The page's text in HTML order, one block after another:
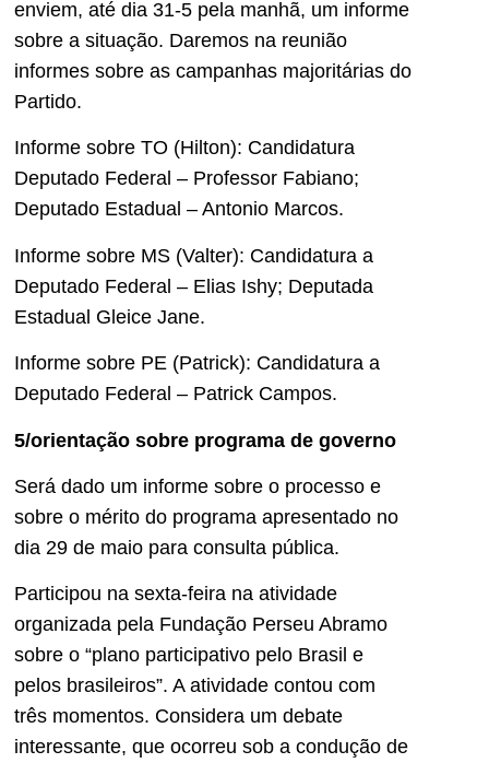
enviem, até dia 31-5 pela manhã, um informe
sobre a situação. Daremos na reunião
informes sobre as campanhas majoritárias do
Partido.
Informe sobre TO (Hilton): Candidatura
Deputado Federal – Professor Fabiano;
Deputado Estadual – Antonio Marcos.
Informe sobre MS (Valter): Candidatura a
Deputado Federal – Elias Ishy; Deputada
Estadual Gleice Jane.
Informe sobre PE (Patrick): Candidatura a
Deputado Federal – Patrick Campos.
5/orientação sobre programa de governo
Será dado um informe sobre o processo e
sobre o mérito do programa apresentado no
dia 29 de maio para consulta pública.
Participou na sexta-feira na atividade
organizada pela Fundação Perseu Abramo
sobre o “plano participativo pelo Brasil e
pelos brasileiros”. A atividade contou com
três momentos. Considera um debate
interessante, que ocorreu sob a condução de